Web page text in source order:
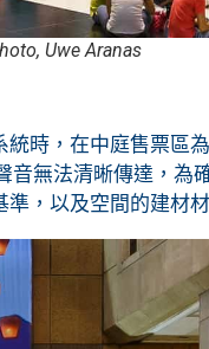
Uwe Aranas
時，在中庭售票區
音無法清晰傳達，為
，以及空間的建材